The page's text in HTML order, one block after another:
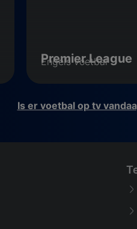
Premier League
Engels voetbal
Is er voetbal op tv